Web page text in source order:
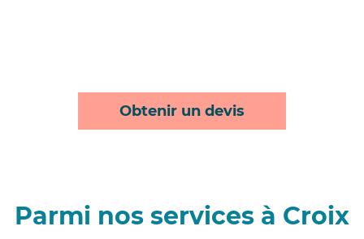
Obtenir un devis
Parmi nos services à Croix